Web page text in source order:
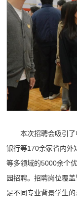
本次招聘会吸引
银行等170余家省内外
等多领域的5000余个
园招聘。招聘岗位覆
足不同专业背景学生的